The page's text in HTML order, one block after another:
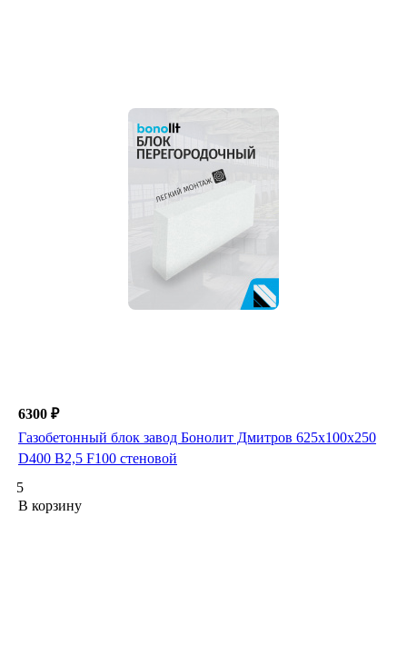
6300 ₽
Газобетонный блок завод Бонолит Дмитров 625х100х250
D400 В2,5 F100 стеновой
5
В корзину